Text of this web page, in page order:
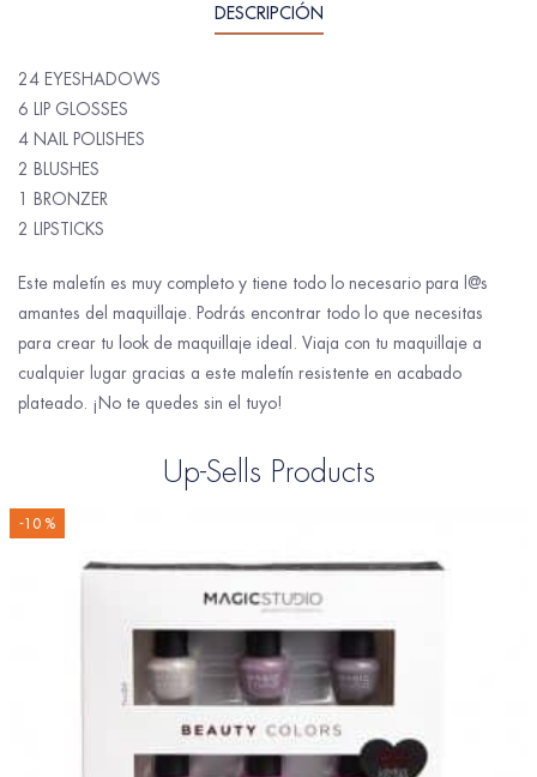
DESCRIPCIÓN
24 EYESHADOWS
6 LIP GLOSSES
4 NAIL POLISHES
2 BLUSHES
1 BRONZER
2 LIPSTICKS
Este maletín es muy completo y tiene todo lo necesario para l@s
amantes del maquillaje. Podrás encontrar todo lo que necesitas
para crear tu look de maquillaje ideal. Viaja con tu maquillaje a
cualquier lugar gracias a este maletín resistente en acabado
plateado. ¡No te quedes sin el tuyo!
Up-Sells Products
-10 %